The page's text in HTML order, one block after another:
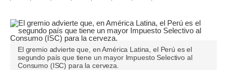
Editorial
Pregunta de hoy
El gremio advierte que, en América Latina, el Perú es el
segundo país que tiene un mayor Impuesto Selectivo al
Consumo (ISC) para la cerveza.